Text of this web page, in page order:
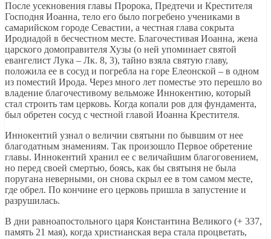
После усекновения главы Пророка, Предтечи и Крестителя
Господня Иоанна, тело его было погребено учениками в
самарийском городе Севастии, а честная глава сокрыта
Иродиадой в бесчестном месте. Благочестивая Иоанна, жена
царского домоправителя Хузы (о ней упоминает святой
евангелист Лука – Лк. 8, 3), тайно взяла святую главу,
положила ее в сосуд и погребла на горе Елеонской – в одном
из поместий Ирода. Через много лет поместье это перешло во
владение благочестивому вельможе Иннокентию, который
стал строить там церковь. Когда копали ров для фундамента,
был обретен сосуд с честной главой Иоанна Крестителя.
Иннокентий узнал о величии святыни по бывшим от нее
благодатным знамениям. Так произошло Первое обретение
главы. Иннокентий хранил ее с величайшим благоговением,
но перед своей смертью, боясь, как бы святыня не была
поругана неверными, он снова скрыл ее в том самом месте,
где обрел. По кончине его церковь пришла в запустение и
разрушилась.
В дни равноапостольного царя Константина Великого (+ 337,
память 21 мая), когда христианская вера стала процветать,